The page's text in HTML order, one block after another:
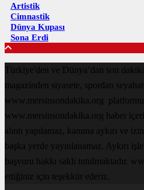
Artistik
Cimnastik
Dünya Kupası
Sona Erdi
Türkiye'den ve Dünya’dan son
magazinden siyasete, spordan
www.mersinsondakika.org
www.mersinsondakika.org haber
alıntı yapılamaz, kanuna aykırı ve
başka yerde yayınlanamaz. Aykırı
başvuru hakkı saklı tutulmaktadır.
ettiğiniz için teşekkür ederiz.